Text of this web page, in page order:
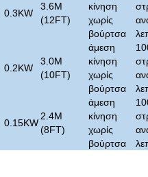
0.3KW
3.6M
(12FT)
κίνηση
χωρίς
βούρτσα
0.2KW
3.0M
(10FT)
άμεση
κίνηση
χωρίς
βούρτσα
0.15KW
2.4M
(8FT)
άμεση
κίνηση
χωρίς
βούρτσα